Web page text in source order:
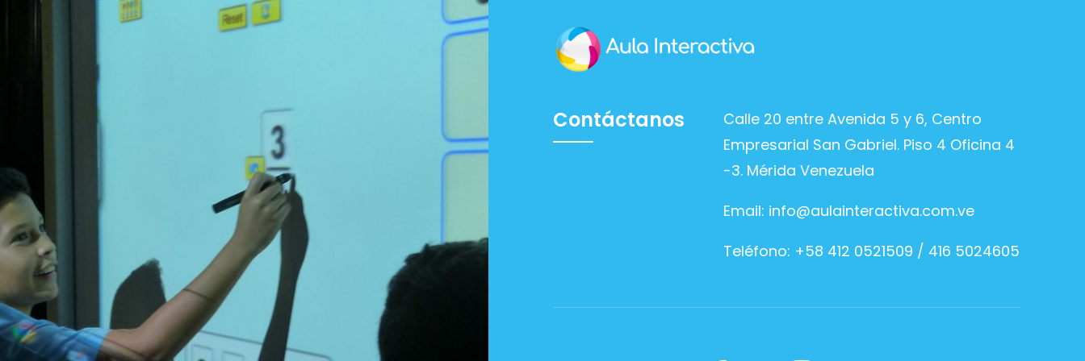
Contáctanos
Calle 20 entre Avenida 5 y 6, Centro
Empresarial San Gabriel. Piso 4 Oficina 4
-3. Mérida Venezuela
Email: info@aulainteractiva.com.ve
Teléfono: +58 412 0521509 / 416 5024605